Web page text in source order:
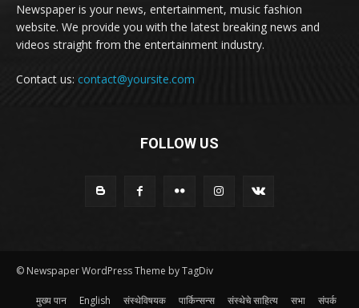
Newspaper is your news, entertainment, music fashion
website. We provide you with the latest breaking news and
videos straight from the entertainment industry.
Contact us: contact@yoursite.com
FOLLOW US
© Newspaper WordPress Theme by TagDiv
मुख्य पान English संस्थेविषयक पार्किन्सन्स संस्थेचे साहित्य सभा संपर्क